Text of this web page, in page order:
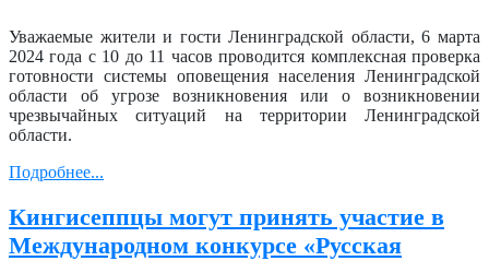
Уважаемые жители и гости Ленинградской области, 6 марта
2024 года с 10 до 11 часов проводится комплексная проверка
готовности системы оповещения населения Ленинградской
области об угрозе возникновения или о возникновении
чрезвычайных ситуаций на территории Ленинградской
области.
Подробнее...
Кингисеппцы могут принять участие в
Международном конкурсе «Русская